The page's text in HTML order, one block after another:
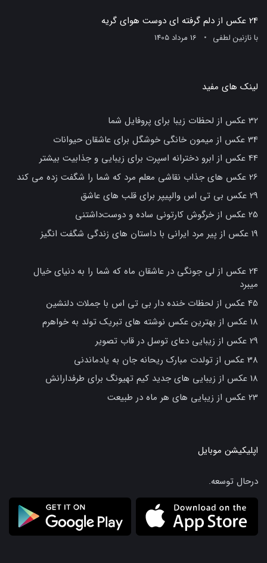
24 عکس از دلم گرفته ای دوست هوای گریه
بانازنین لطفی 16 مرداد 1405
لینک های مفید
32 عکس از لحظات زیبا برای پروفایل شما
34 عکس از میمون خانگی خوشگل برای عاشقان حیوانات
44 عکس از ابرو دخترانه اسپرت برای زیبایی و جذابیت بیشتر
26 عکس های جذاب نقاشی معلم مرد که شما را شگفت زده می کند
29 عکس بی تی اس والپیپر برای قلب های عاشق
25 عکس از خرگوش کارتونی ساده و دوست‌داشتنی
19 عکس از پیر مرد ایرانی با داستان های زندگی شگفت انگیز
24 عکس از لی جونگی در عاشقان ماه که شما را به دنیای خیال
میبرد
45 عکس از لحظات خنده دار بی تی اس با جملات دلنشین
18 عکس از بهترین عکس نوشته های تبریک تولد به خواهرم
29 عکس از زیبایی دعای توسل در قاب تصویر
38 عکس از تولدت مبارک ریحانه جان به یادماندنی
18 عکس از زیبایی های جدید کیم تهیونگ برای طرفدارانش
23 عکس از زیبایی های هر ماه در طبیعت
اپلیکیشن موبایل
درحال توسعه.